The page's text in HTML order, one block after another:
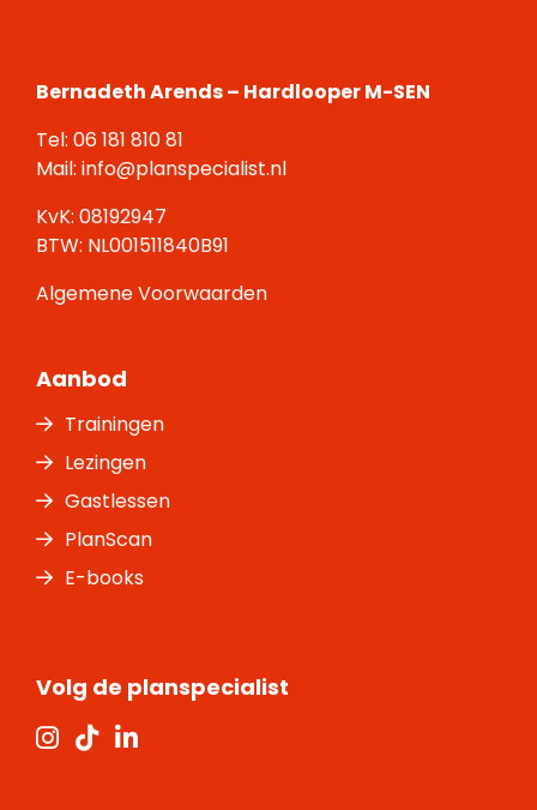
Bernadeth Arends – Hardlooper M-SEN
Tel: 06 181 810 81
Mail: info@planspecialist.nl
KvK: 08192947
BTW: NL001511840B91
Algemene Voorwaarden
Aanbod
Trainingen
Lezingen
Gastlessen
PlanScan
E-books
Volg de planspecialist